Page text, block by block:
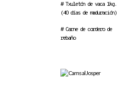
# Txuletón de vaca 1kg.
(40 días de maduración)
# Carne de cordero de
rebaño